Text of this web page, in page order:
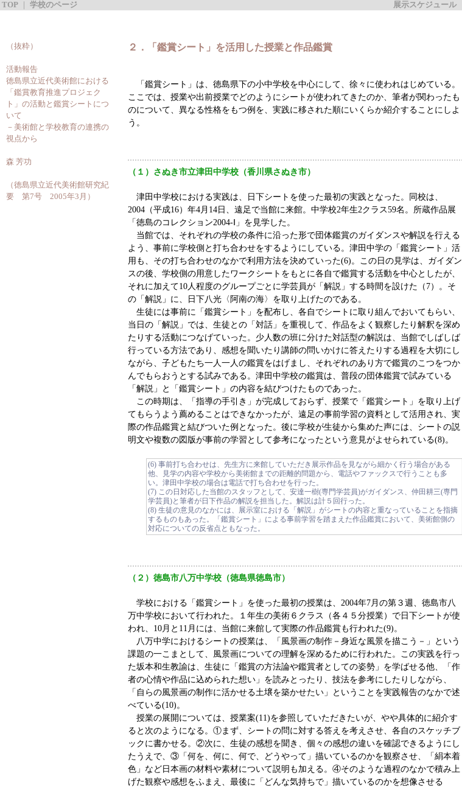
TOP 学校のページ 展示スケジュール
（抜粋）
活動報告
徳島県立近代美術館における
「鑑賞教育推進プロジェク
ト」の活動と鑑賞シートにつ
いて
－美術館と学校教育の連携の
視点から
森 芳功
（徳島県立近代美術館研究紀
要 第7号 2005年3月）
２．「鑑賞シート」を活用した授業と作品鑑賞
「鑑賞シート」は、徳島県下の小中学校を中心にして、徐々に使われはじめている。
ここでは、授業や出前授業でどのようにシートが使われてきたのか、筆者が関わったも
のについて、異なる性格をもつ例を、実践に移された順にいくらか紹介することにしよ
う。
（１）さぬき市立津田中学校（香川県さぬき市）
津田中学校における実践は、日下シートを使った最初の実践となった。同校は、
2004（平成16）年4月14日、遠足で当館に来館。中学校2年生2クラス59名。所蔵作品展
「徳島のコレクション2004-Ⅰ」を見学した。
当館では、それぞれの学校の条件に沿った形で団体鑑賞のガイダンスや解説を行える
よう、事前に学校側と打ち合わせをするようにしている。津田中学の「鑑賞シート」活
用も、その打ち合わせのなかで利用方法を決めていった(6)。この日の見学は、ガイダン
スの後、学校側の用意したワークシートをもとに各自で鑑賞する活動を中心としたが、
それに加えて10人程度のグループごとに学芸員が「解説」する時間を設けた（7）。そ
の「解説」に、日下八光〈阿南の海〉を取り上げたのである。
生徒には事前に「鑑賞シート」を配布し、各自でシートに取り組んでおいてもらい、
当日の「解説」では、生徒との「対話」を重視して、作品をよく観察したり解釈を深め
たりする活動につなげていった。少人数の班に分けた対話型の解説は、当館でしばしば
行っている方法であり、感想を聞いたり講師の問いかけに答えたりする過程を大切にし
ながら、子どもたち一人一人の鑑賞をはげまし、それぞれのあり方で鑑賞のこつをつか
んでもらおうとする試みである。津田中学校の鑑賞は、普段の団体鑑賞で試みている
「解説」と「鑑賞シート」の内容を結びつけたものであった。
この時期は、「指導の手引き」が完成しておらず、授業で「鑑賞シート」を取り上げ
てもらうよう薦めることはできなかったが、遠足の事前学習の資料として活用され、実
際の作品鑑賞と結びついた例となった。後に学校が生徒から集めた声には、シートの説
明文や複数の図版が事前の学習として参考になったという意見がよせられている(8)。
(6) 事前打ち合わせは、先生方に来館していただき展示作品を見ながら細かく行う場合がある
他、見学の内容や学校から美術館までの距離的問題から、電話やファックスで行うことも多
い。津田中学校の場合は電話で打ち合わせを行った。
(7) この日対応した当館のスタッフとして、安達一樹(専門学芸員)がガイダンス、仲田耕三(専門
学芸員)と筆者が日下作品の解説を担当した。解説は計５回行った。
(8) 生徒の意見のなかには、展示室における「解説」がシートの内容と重なっていることを指摘
するものもあった。「鑑賞シート」による事前学習を踏まえた作品鑑賞において、美術館側の
対応についての反省点ともなった。
（２）徳島市八万中学校（徳島県徳島市）
学校における「鑑賞シート」を使った最初の授業は、2004年7月の第３週、徳島市八
万中学校において行われた。１年生の美術６クラス（各４５分授業）で日下シートが使
われ、10月と11月には、当館に来館して実際の作品鑑賞も行われた(9)。
八万中学におけるシートの授業は、「風景画の制作－身近な風景を描こう－」という
課題の一こまとして、風景画についての理解を深めるために行われた。この実践を行っ
た坂本和生教諭は、生徒に「鑑賞の方法論や鑑賞者としての姿勢」を学ばせる他、「作
者の心情や作品に込められた想い」を読みとったり、技法を参考にしたりしながら、
「自らの風景画の制作に活かせる土壌を築かせたい」ということを実践報告のなかで述
べている(10)。
授業の展開については、授業案(11)を参照していただきたいが、やや具体的に紹介す
ると次のようになる。①まず、シートの問に対する答えを考えさせ、各自のスケッチブ
ックに書かせる。②次に、生徒の感想を聞き、個々の感想の違いを確認できるようにし
たうえで、③「何を、何に、何で、どうやって」描いているのかを観察させ、「絹本着
色」など日本画の材料や素材について説明も加える。④そのような過程のなかで積み上
げた観察や感想をふまえ、最後に「どんな気持ちで」描いているのかを想像させる